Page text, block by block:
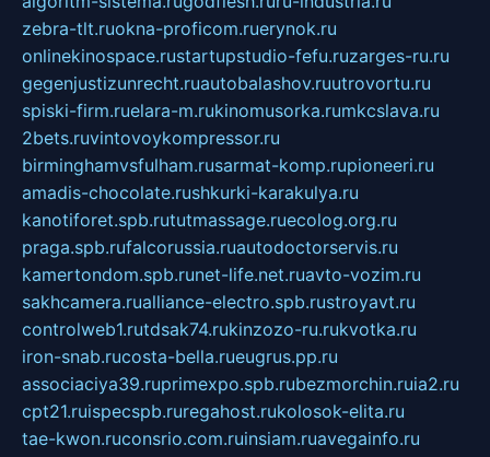
zebra-tlt.ruokna-proficom.ruerynok.ru
onlinekinospace.rustartupstudio-fefu.ruzarges-ru.ru
gegenjustizunrecht.ruautobalashov.ruutrovortu.ru
spiski-firm.ruelara-m.rukinomusorka.rumkcslava.ru
2bets.ruvintovoykompressor.ru
birminghamvsfulham.rusarmat-komp.rupioneeri.ru
amadis-chocolate.rushkurki-karakulya.ru
kanotiforet.spb.rututmassage.ruecolog.org.ru
praga.spb.rufalcorussia.ruautodoctorservis.ru
kamertondom.spb.runet-life.net.ruavto-vozim.ru
sakhcamera.rualliance-electro.spb.rustroyavt.ru
controlweb1.rutdsak74.rukinzozo-ru.rukvotka.ru
iron-snab.rucosta-bella.rueugrus.pp.ru
associaciya39.ruprimexpo.spb.rubezmorchin.ruia2.ru
cpt21.ruispecspb.ruregahost.rukolosok-elita.ru
tae-kwon.ruconsrio.com.ruinsiam.ruavegainfo.ru